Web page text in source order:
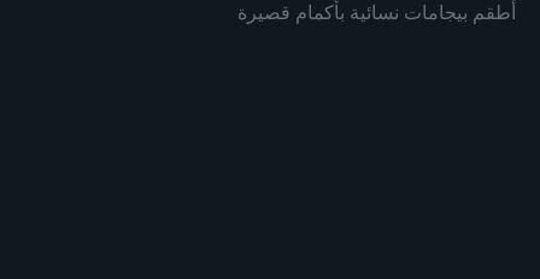
أطقم بيجامات نسائية بأكمام قصيرة